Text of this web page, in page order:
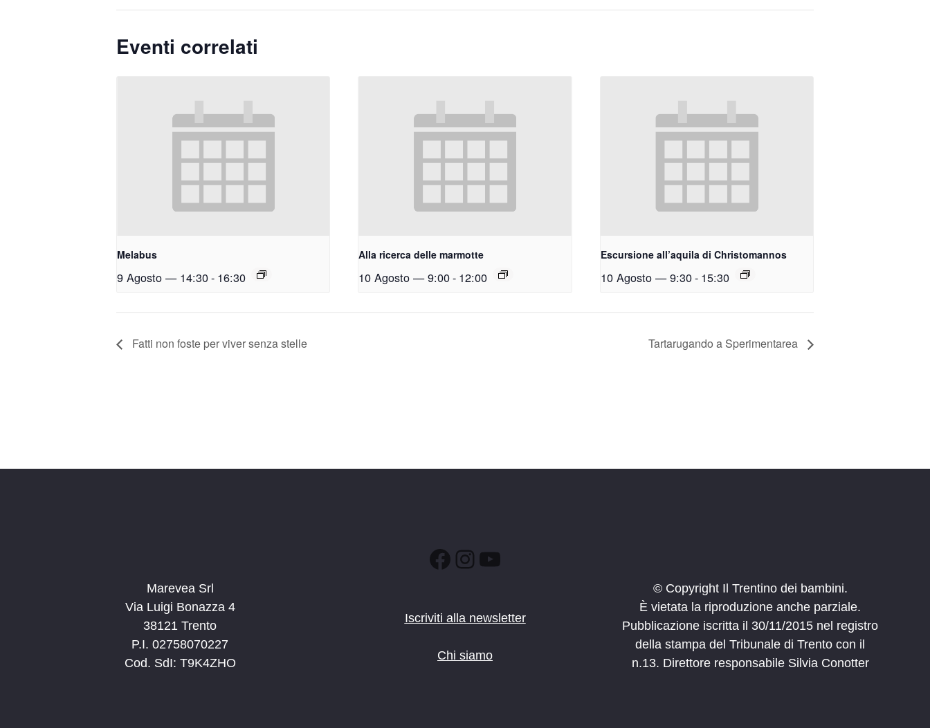
Eventi correlati
Melabus
9 Agosto — 14:30- 16:30
Alla ricerca delle marmotte
10 Agosto — 9:00- 12:00
Escursione all’aquila di Christomannos
10 Agosto — 9:30- 15:30
Fatti non foste per viver senza stelle Tartarugando a Sperimentarea
Marevea Srl
Via Luigi Bonazza 4
38121 Trento
P.I. 02758070227
Cod. SdI: T9K4ZHO
Facebook
Instagram
YouTube
Iscriviti alla newsletter
Chi siamo
© Copyright Il Trentino dei bambini.
È vietata la riproduzione anche parziale.
Pubblicazione iscritta il 30/11/2015 nel registro
della stampa del Tribunale di Trento con il
n.13. Direttore responsabile Silvia Conotter